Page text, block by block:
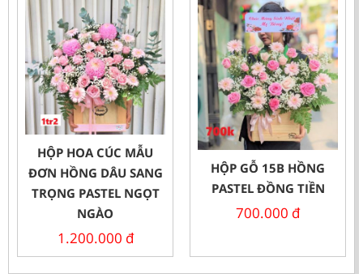
HỘP HOA CÚC MẪU
ĐƠN HỒNG DÂU SANG
TRỌNG PASTEL NGỌT
NGÀO
1.200.000 đ
HỘP GỖ 15B HỒNG
PASTEL ĐỒNG TIỀN
700.000 đ